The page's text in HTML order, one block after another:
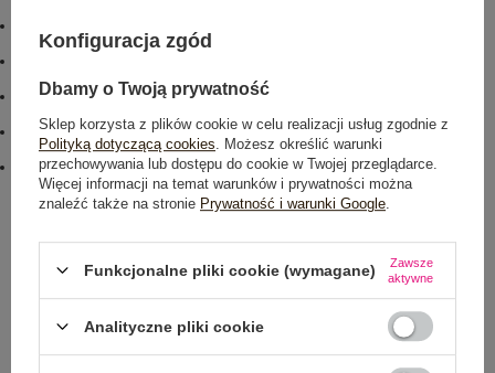
brak
naszywki
ocieplenie
bufiasty rękaw
#skład materiału :
70% bawełna
30% poliester
#sposób prania :
pranie w pralce w 30°C
#modelka:
Modelka ma na sobie rozmiar one size. Wymiary modelki: wzrost 170
cm, biust 93 cm, talia 66 cm, biodra 93 cm
Rozmiar: One size
Centrum Logistyczne Nadarzyn
Konfiguracja zgód
Dbamy o Twoją prywatność
Sklep korzysta z plików cookie w celu realizacji usług zgodnie z
Polityką dotyczącą cookies . Możesz określić warunki
przechowywania lub dostępu do cookie w Twojej przeglądarce.
Więcej informacji na temat warunków i prywatności można
znaleźć także na stronie Prywatność i warunki Google
Funkcjonalne pliki cookie (wymagane)
Zawsze
aktywne
Analityczne pliki cookie